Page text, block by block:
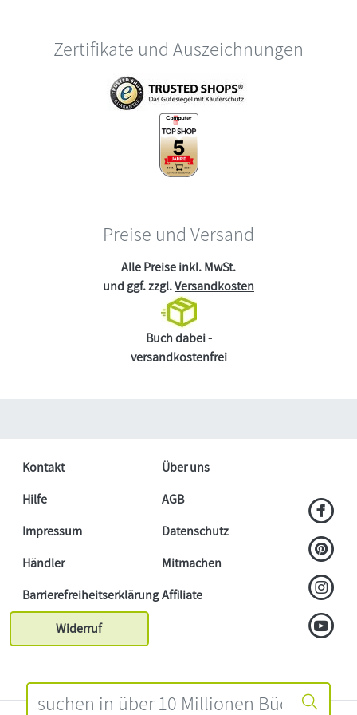
Zertifikate und Auszeichnungen
Preise und Versand
Alle Preise inkl. MwSt.
und ggf. zzgl.Versandkosten
Buch dabei -
versandkostenfrei
Kontakt
Über uns
Hilfe
AGB
Impressum
Datenschutz
Händler
Mitmachen
BarrierefreiheitserklärungAffiliate
Widerruf